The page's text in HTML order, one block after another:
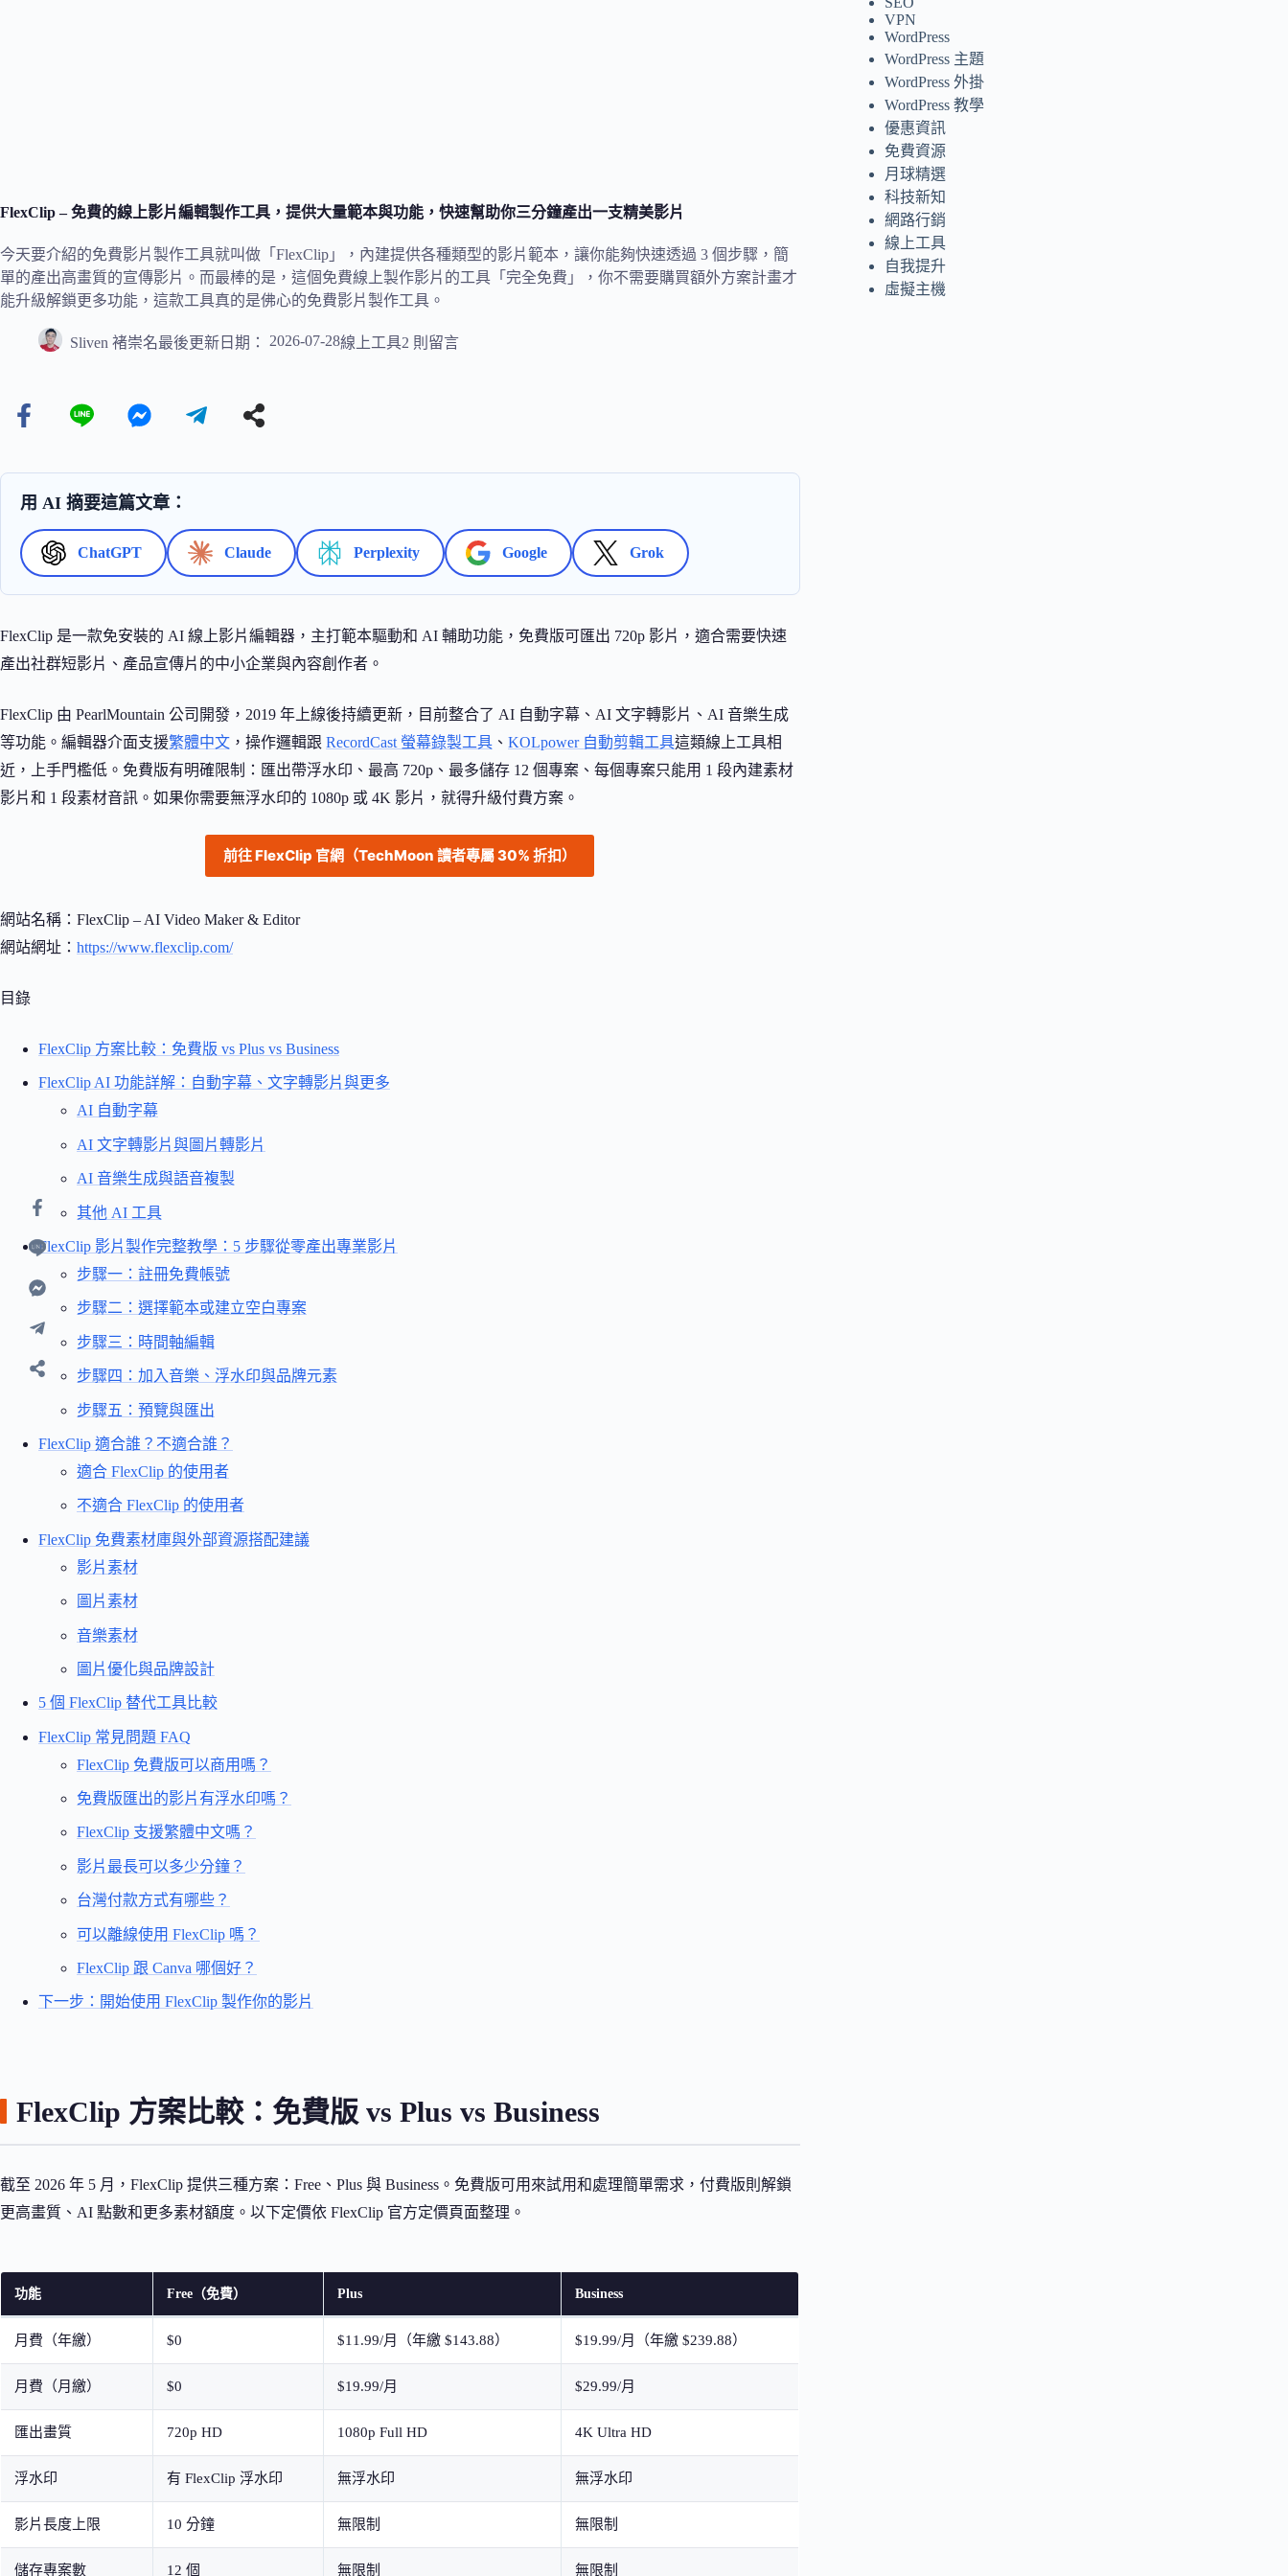
FlexClip – 免費的線上影片編輯製作工具，提供大量範本與功能，快速幫助你三分鐘產出一支精美影片
今天要介紹的免費影片製作工具就叫做「FlexClip」，內建提供各種類型的影片範本，讓你能夠快速透過 3 個步驟，簡
單的產出高畫質的宣傳影片。而最棒的是，這個免費線上製作影片的工具「完全免費」，你不需要購買額外方案計畫才
能升級解鎖更多功能，這款工具真的是佛心的免費影片製作工具。
Sliven 褚崇名最後更新日期： 2026-07-28線上工具2 則留言
用 AI 摘要這篇文章：
ChatGPT Claude Perplexity Google Grok
FlexClip 是一款免安裝的 AI 線上影片編輯器，主打範本驅動和 AI 輔助功能，免費版可匯出 720p 影片，適合需要快速
產出社群短影片、產品宣傳片的中小企業與內容創作者。
FlexClip 由 PearlMountain 公司開發，2019 年上線後持續更新，目前整合了 AI 自動字幕、AI 文字轉影片、AI 音樂生成
等功能。編輯器介面支援繁體中文 ，操作邏輯跟 RecordCast 螢幕錄製工具 、 KOLpower 自動剪輯工具這類線上工具相
近，上手門檻低。免費版有明確限制：匯出帶浮水印、最高 720p、最多儲存 12 個專案、每個專案只能用 1 段內建素材
影片和 1 段素材音訊。如果你需要無浮水印的 1080p 或 4K 影片，就得升級付費方案。
前往 FlexClip 官網（TechMoon 讀者專屬 30% 折扣）
網站名稱：FlexClip – AI Video Maker & Editor
網站網址： https://www.flexclip.com/
目錄
FlexClip 方案比較：免費版 vs Plus vs Business
FlexClip AI 功能詳解：自動字幕、文字轉影片與更多
AI 自動字幕
AI 文字轉影片與圖片轉影片
AI 音樂生成與語音複製
其他 AI 工具
FlexClip 影片製作完整教學：5 步驟從零產出專業影片
步驟一：註冊免費帳號
步驟二：選擇範本或建立空白專案
步驟三：時間軸編輯
步驟四：加入音樂、浮水印與品牌元素
步驟五：預覽與匯出
FlexClip 適合誰？不適合誰？
適合 FlexClip 的使用者
不適合 FlexClip 的使用者
FlexClip 免費素材庫與外部資源搭配建議
影片素材
圖片素材
音樂素材
圖片優化與品牌設計
5 個 FlexClip 替代工具比較
FlexClip 常見問題 FAQ
FlexClip 免費版可以商用嗎？
免費版匯出的影片有浮水印嗎？
FlexClip 支援繁體中文嗎？
影片最長可以多少分鐘？
台灣付款方式有哪些？
可以離線使用 FlexClip 嗎？
FlexClip 跟 Canva 哪個好？
下一步：開始使用 FlexClip 製作你的影片
FlexClip 方案比較：免費版 vs Plus vs Business
截至 2026 年 5 月，FlexClip 提供三種方案：Free、Plus 與 Business。免費版可用來試用和處理簡單需求，付費版則解鎖
更高畫質、AI 點數和更多素材額度。以下定價依 FlexClip 官方定價頁面整理。
功能 Free（免費） Plus Business
月費（年繳） $0 $11.99/月（年繳 $143.88） $19.99/月（年繳 $239.88）
月費（月繳） $0 $19.99/月 $29.99/月
匯出畫質 720p HD 1080p Full HD 4K Ultra HD
浮水印 有 FlexClip 浮水印 無浮水印 無浮水印
影片長度上限 10 分鐘 無限制 無限制
儲存專案數 12 個 無限制 無限制
VPN
WordPress
WordPress 主題
WordPress 外掛
WordPress 教學
優惠資訊
免費資源
月球精選
科技新知
網路行銷
線上工具
自我提升
虛擬主機